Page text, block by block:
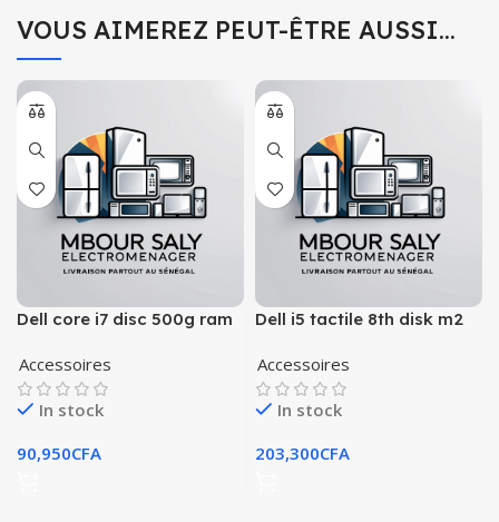
VOUS AIMEREZ PEUT-ÊTRE AUSSI…
Dell core i7 disc 500g ram
Accessoires
In stock
90,950CFA
Dell i5 tactile 8th disk m2
Accessoires
In stock
203,300CFA